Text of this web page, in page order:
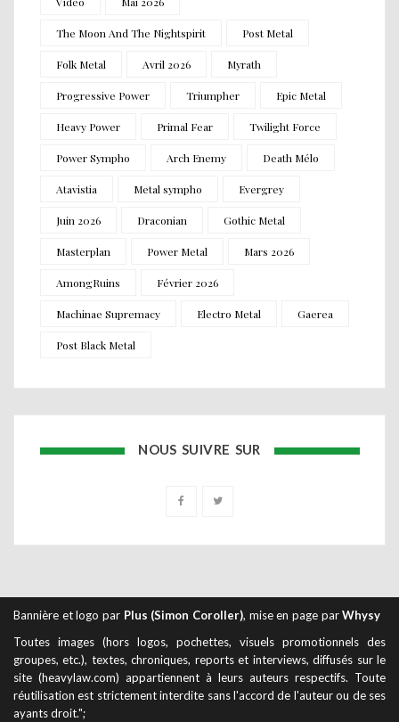
The Moon And The Nightspirit Post Metal
Folk Metal Avril 2026 Myrath
Progressive Power Triumpher Epic Metal
Heavy Power Primal Fear Twilight Force
Power Sympho Arch Enemy Death Mélo
Atavistia Metal sympho Evergrey
Juin 2026 Draconian Gothic Metal
Masterplan Power Metal Mars 2026
AmongRuins Février 2026
Machinae Supremacy Electro Metal Gaerea
Post Black Metal
NOUS SUIVRE SUR
Bannière et logo par Plus (Simon Coroller), mise en page parWhysy
Toutes images (hors logos, pochettes, visuels promotionnels des
groupes, etc.), textes, chroniques, reports et interviews, diffusés sur le
site (heavylaw.com) appartiennent à leurs auteurs respectifs. Toute
réutilisation est strictement interdite sans l'accord de l'auteur ou de ses
ayants droit.";